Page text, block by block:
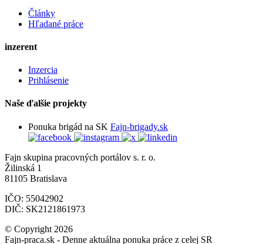
Články
Hľadané práce
inzerent
Inzercia
Prihlásenie
Naše ďalšie projekty
Ponuka brigád na SK Fajn-brigady.sk
Fajn skupina pracovných portálov s. r. o.
Žilinská 1
81105 Bratislava
IČO: 55042902
DIČ: SK2121861973
© Copyright 2026
Fajn-praca.sk - Denne aktuálna ponuka práce z celej SR